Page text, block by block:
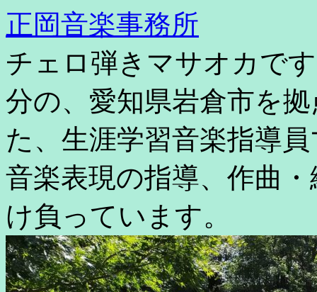
コ
テ
ン
ツ
へ
ス
キ
ッ
プ
正岡音楽事務所
チェロ弾きマサオカで
分の、愛知県岩倉市を
た、生涯学習音楽指導
音楽表現の指導、作曲
け負っています。